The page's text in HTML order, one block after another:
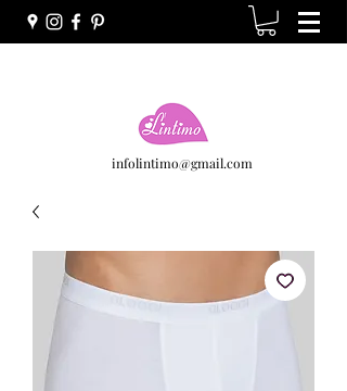
infolintimo@gmail.com